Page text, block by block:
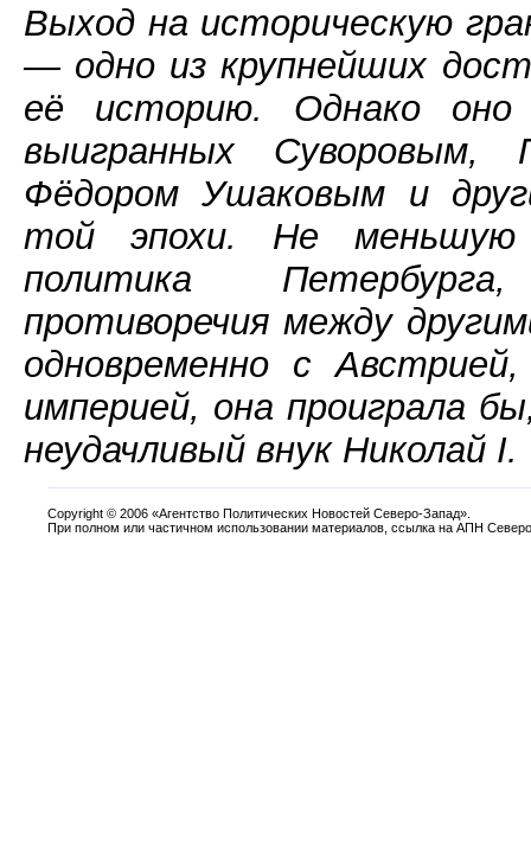
Выход на историческую
— одно из крупнейших
её историю. Однако оно
выигранных Суворовым,
Фёдором Ушаковым и
той эпохи. Не меньшую
политика
противоречия между
одновременно с
империей, она проиграла
неудачливый внук Николай I.
Copyright © 2006 «Агентство Политических Новостей Северо-Запад».
При полном или частичном использовании материалов, ссылка на АПН